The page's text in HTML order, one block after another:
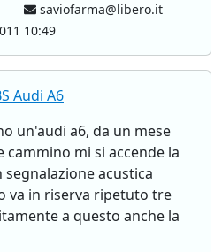
saviofarma@libero.it
10:49
Audi A6
un'audi a6, da un mese
cammino mi si accende la
segnalazione acustica
va in riserva ripetuto tre
a questo anche la